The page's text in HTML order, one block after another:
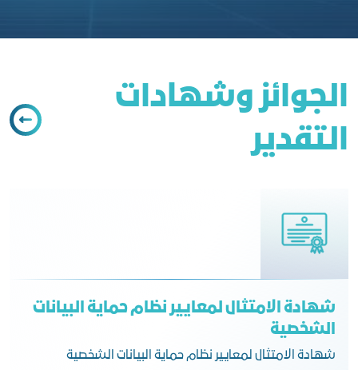
اﻟﺠﻮاﺋﺰ وﺷﻬﺎدات
اﻟﺘﻘﺪﻳﺮ
شهادة الامتثال لمعايير نظام حماية البيانات
الشخصية
شهادة الامتثال لمعايير نظام حماية البيانات الشخصية